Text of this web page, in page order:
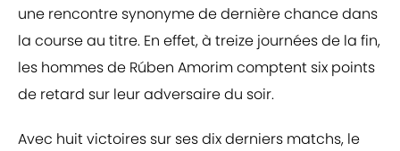
une rencontre synonyme de dernière chance dans
la course au titre. En effet, à treize journées de la fin,
les hommes de Rúben Amorim comptent six points
de retard sur leur adversaire du soir.
Avec huit victoires sur ses dix derniers matchs, le